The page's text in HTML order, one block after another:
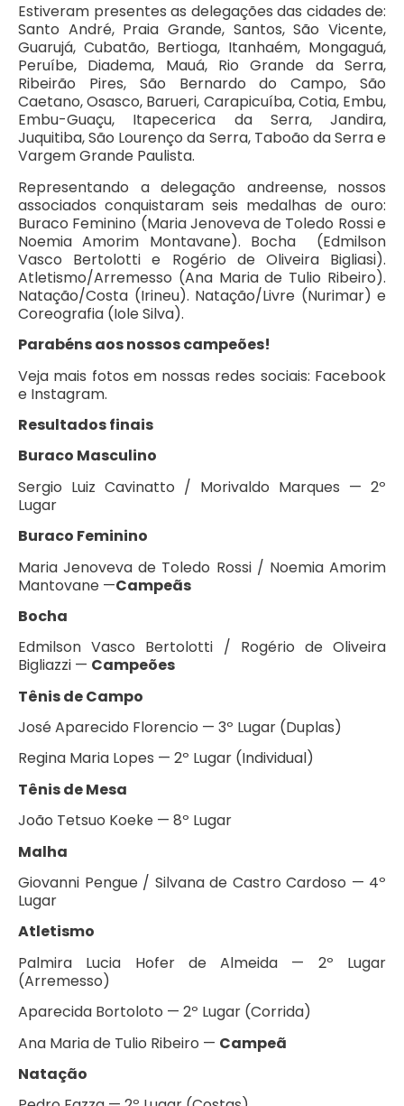
Estiveram presentes as delegações das cidades de:
Santo André, Praia Grande, Santos, São Vicente,
Guarujá, Cubatão, Bertioga, Itanhaém, Mongaguá,
Peruíbe, Diadema, Mauá, Rio Grande da Serra,
Ribeirão Pires, São Bernardo do Campo, São
Caetano, Osasco, Barueri, Carapicuíba, Cotia, Embu,
Embu-Guaçu, Itapecerica da Serra, Jandira,
Juquitiba, São Lourenço da Serra, Taboão da Serra e
Vargem Grande Paulista.
Representando a delegação andreense, nossos
associados conquistaram seis medalhas de ouro:
Buraco Feminino (Maria Jenoveva de Toledo Rossi e
Noemia Amorim Montavane). Bocha (Edmilson
Vasco Bertolotti e Rogério de Oliveira Bigliasi).
Atletismo/Arremesso (Ana Maria de Tulio Ribeiro).
Natação/Costa (Irineu). Natação/Livre (Nurimar) e
Coreografia (Iole Silva).
Parabéns aos nossos campeões!
Veja mais fotos em nossas redes sociais: Facebook
e Instagram.
Resultados finais
Buraco Masculino
Sergio Luiz Cavinatto / Morivaldo Marques — 2º
Lugar
Buraco Feminino
Maria Jenoveva de Toledo Rossi / Noemia Amorim
Mantovane —Campeãs
Bocha
Edmilson Vasco Bertolotti / Rogério de Oliveira
Bigliazzi — Campeões
Tênis de Campo
José Aparecido Florencio — 3º Lugar (Duplas)
Regina Maria Lopes — 2º Lugar (Individual)
Tênis de Mesa
João Tetsuo Koeke — 8º Lugar
Malha
Giovanni Pengue / Silvana de Castro Cardoso — 4º
Lugar
Atletismo
Palmira Lucia Hofer de Almeida — 2º Lugar
(Arremesso)
Aparecida Bortoloto — 2º Lugar (Corrida)
Ana Maria de Tulio Ribeiro — Campeã
Natação